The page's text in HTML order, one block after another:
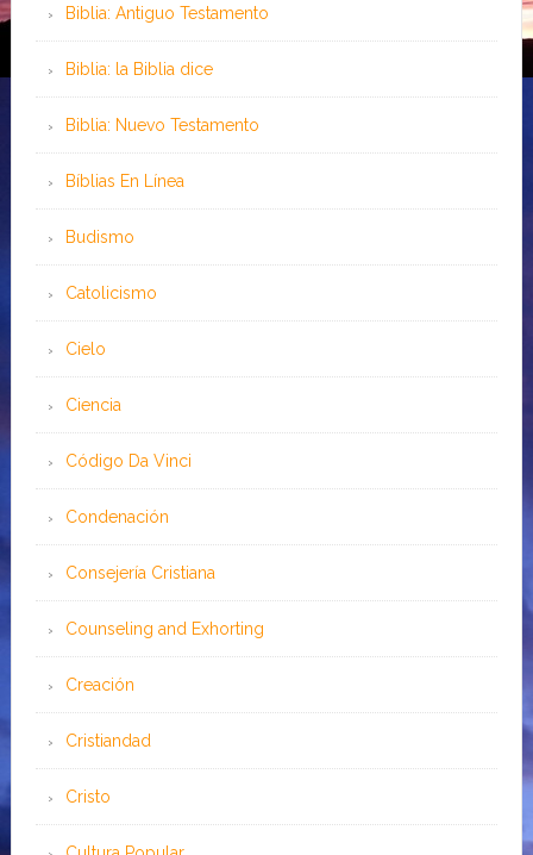
Biblia: Antiguo Testamento
Biblia: la Biblia dice
Biblia: Nuevo Testamento
Bíblias En Línea
Budismo
Catolicismo
Cielo
Ciencia
Código Da Vinci
Condenación
Consejería Cristiana
Counseling and Exhorting
Creación
Cristiandad
Cristo